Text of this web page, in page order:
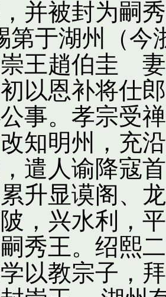
并被封为嗣
第于湖州（今
王趙伯圭 妻
以恩补将仕
事。孝宗受
知明州，充
遣人谕降寇
升显谟阁、
，兴水利，
秀王。绍熙
以教宗子，